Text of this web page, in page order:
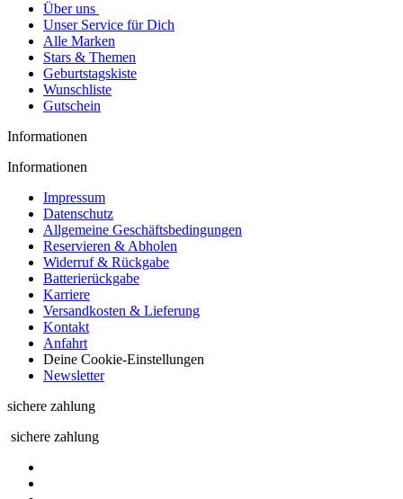
Über uns
Unser Service für Dich
Alle Marken
Stars & Themen
Geburtstagskiste
Wunschliste
Gutschein
Informationen
Informationen
Impressum
Datenschutz
Allgemeine Geschäftsbedingungen
Reservieren & Abholen
Widerruf & Rückgabe
Batterierückgabe
Karriere
Versandkosten & Lieferung
Kontakt
Anfahrt
Deine Cookie-Einstellungen
Newsletter
sichere zahlung
sichere zahlung